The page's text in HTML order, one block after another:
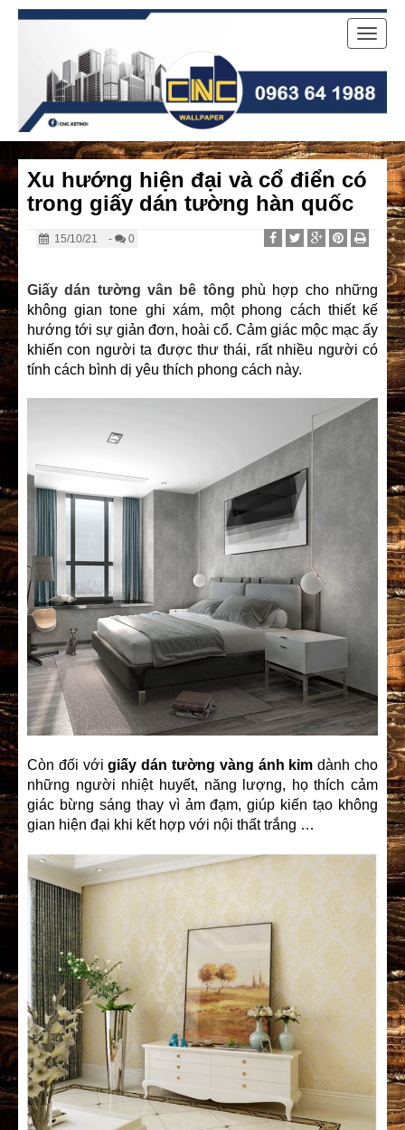
Toggle
Xu hướng hiện đại và cổ điển có
trong giấy dán tường hàn quốc
15/10/21 - 0
Giấy dán tường vân bê tông phù hợp cho những
không gian tone ghi xám, một phong cách thiết kế
hướng tới sự giản đơn, hoài cổ. Cảm giác mộc mạc ấy
khiến con người ta được thư thái, rất nhiều người có
tính cách bình dị yêu thích phong cách này.
Còn đối vớigiấy dán tường vàng ánh kim dành cho
những người nhiệt huyết, năng lượng, họ thích cảm
giác bừng sáng thay vì ảm đạm, giúp kiến tạo không
gian hiện đại khi kết hợp với nội thất trắng …